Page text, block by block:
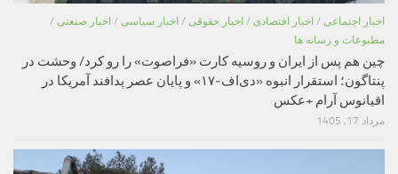
اخبار اجتماعی / اخبار اقتصادی / اخبار حقوقی / اخبار سیاسی / اخبار صنعتی /
مطبوعات و رسانه ها
چین هم پس از ایران و روسیه کارت «فراصوت» را رو کرد/ وحشت در
پنتاگون؛ استقرار انبوه «دی‌اف‑۱۷» و پایان عصر پدافند آمریکا در
اقیانوس آرام +عکس
مرداد 17, 1405